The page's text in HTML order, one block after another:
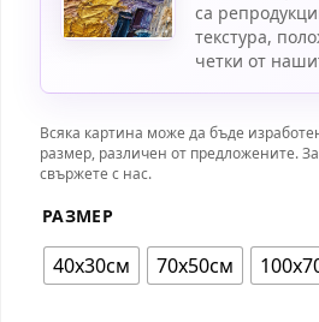
са
текстура,
четки от
Всяка картина може да бъде
размер, различен от предложените.
свържете с нас.
РАЗМЕР
40х30см 70х50см